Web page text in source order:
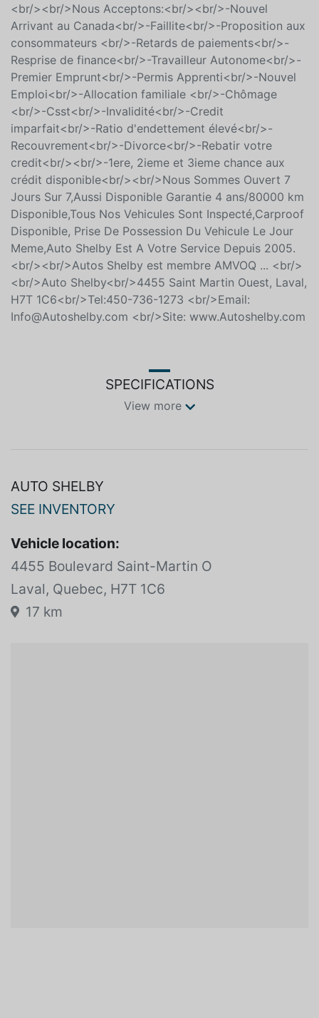
<br/><br/>Nous Acceptons:<br/><br/>-Nouvel
Arrivant au Canada<br/>-Faillite<br/>-Proposition aux
consommateurs <br/>-Retards de paiements<br/>-
Resprise de finance<br/>-Travailleur Autonome<br/>-
Premier Emprunt<br/>-Permis Apprenti<br/>-Nouvel
Emploi<br/>-Allocation familiale <br/>-Chômage
<br/>-Csst<br/>-Invalidité<br/>-Credit
imparfait<br/>-Ratio d'endettement élevé<br/>-
Recouvrement<br/>-Divorce<br/>-Rebatir votre
credit<br/><br/>-1ere, 2ieme et 3ieme chance aux
crédit disponible<br/><br/>Nous Sommes Ouvert 7
Jours Sur 7,Aussi Disponible Garantie 4 ans/80000 km
Disponible,Tous Nos Vehicules Sont Inspecté,Carproof
Disponible, Prise De Possession Du Vehicule Le Jour
Meme,Auto Shelby Est A Votre Service Depuis 2005.
<br/><br/>Autos Shelby est membre AMVOQ ... <br/>
<br/>Auto Shelby<br/>4455 Saint Martin Ouest, Laval,
H7T 1C6<br/>Tel:450-736-1273 <br/>Email:
Info@Autoshelby.com <br/>Site: www.Autoshelby.com
SPECIFICATIONS
View more
AUTO SHELBY
SEE INVENTORY
Vehicle location:
4455 Boulevard Saint-Martin O
Laval, Quebec, H7T 1C6
17 km